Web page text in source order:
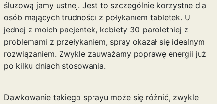
śluzową jamy ustnej. Jest to szczególnie korzystne dla
osób mających trudności z połykaniem tabletek. U
jednej z moich pacjentek, kobiety 30-paroletniej z
problemami z przełykaniem, spray okazał się idealnym
rozwiązaniem. Zwykle zauważamy poprawę energii już
po kilku dniach stosowania.
Dawkowanie takiego sprayu może się różnić, zwykle